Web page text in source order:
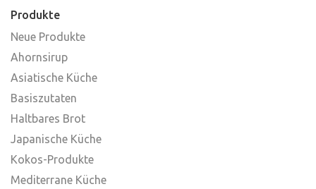
Produkte
Neue Produkte
Ahornsirup
Asiatische Küche
Basiszutaten
Haltbares Brot
Japanische Küche
Kokos-Produkte
Mediterrane Küche